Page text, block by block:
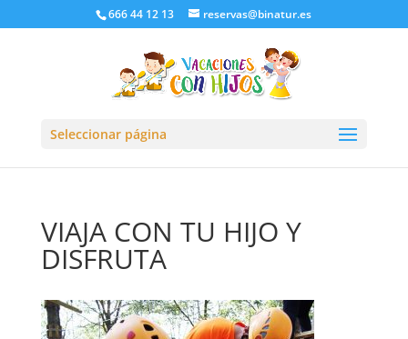
666 44 12 13 reservas@binatur.es
Seleccionar página
VIAJA CON TU HIJO Y
DISFRUTA